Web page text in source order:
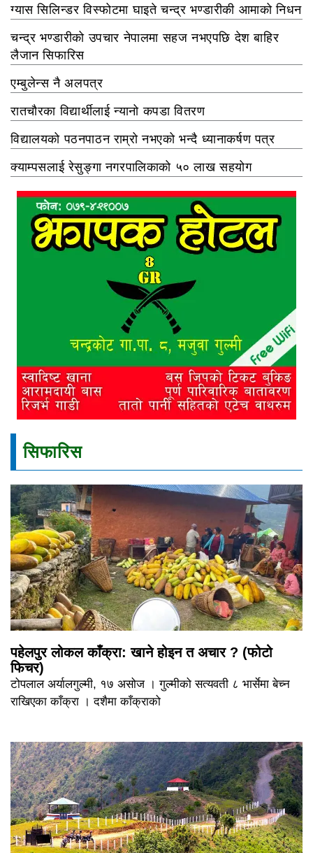
ग्यास सिलिन्डर विस्फोटमा घाइते चन्द्र भण्डारीकी आमाको निधन
चन्द्र भण्डारीको उपचार नेपालमा सहज नभएपछि देश बाहिर
लैजान सिफारिस
एम्बुलेन्स नै अलपत्र
रातचौरका विद्यार्थीलाई न्यानो कपडा वितरण
विद्यालयको पठनपाठन राम्रो नभएको भन्दै ध्यानाकर्षण पत्र
क्याम्पसलाई रेसुङ्गा नगरपालिकाको ५० लाख सहयोग
सिफारिस
पहेलपुर लोकल काँक्रा: खाने होइन त अचार ? (फोटो
फिचर)
टोपलाल अर्यालगुल्मी, १७ असोज । गुल्मीको सत्यवती ८ भार्सेमा बेच्न
राखिएका काँक्रा । दशैमा काँक्राको